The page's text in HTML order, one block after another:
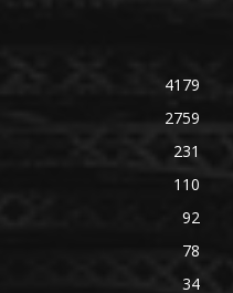
4179
2759
231
110
92
78
34